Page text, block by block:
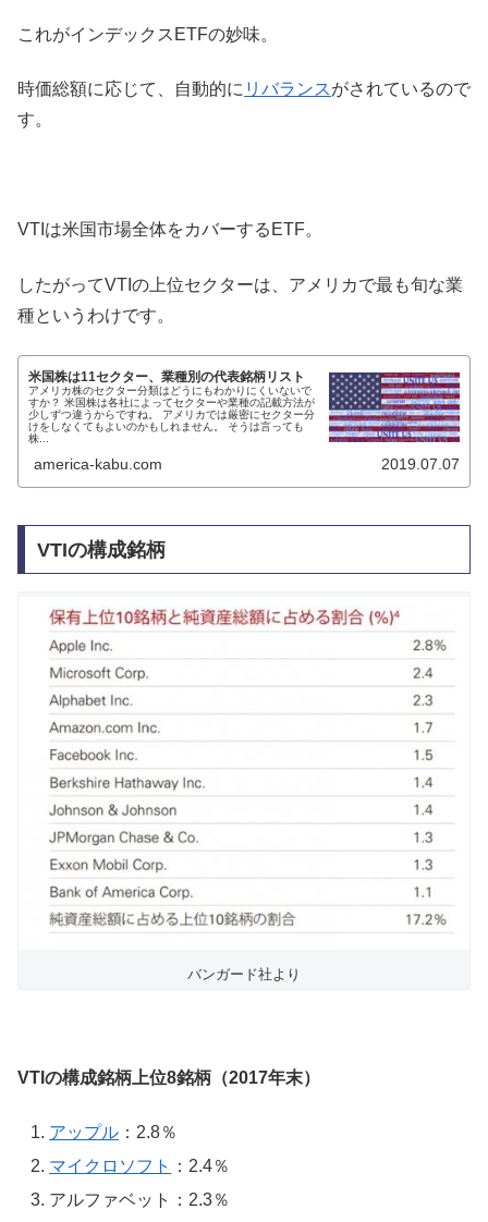
これがインデックスETFの妙味。
時価総額に応じて、自動的に リバランスがされているので
す。
VTIは米国市場全体をカバーするETF。
したがってVTIの上位セクターは、アメリカで最も旬な業
種というわけです。
米国株は11セクター、業種別の代表銘柄リスト
アメリカ株のセクター分類はどうにもわかりにくいないで
すか？ 米国株は各社によってセクターや業種の記載方法が
少しずつ違うからですね。 アメリカでは厳密にセクター分
けをしなくてもよいのかもしれません。 そうは言っても
株...
america-kabu.com 2019.07.07
VTIの構成銘柄
バンガード社より
VTIの構成銘柄上位8銘柄（2017年末）
アップル ：2.8％
マイクロソフト
：2.4％
アルファベット：2.3％